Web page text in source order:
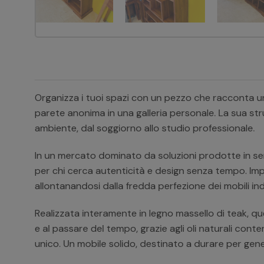
Organizza i tuoi spazi con un pezzo che racconta
parete anonima in una galleria personale. La sua
ambiente, dal soggiorno allo studio professionale.
In un mercato dominato da soluzioni prodotte in
per chi cerca autenticità e design senza tempo.
allontanandosi dalla fredda perfezione dei mobili
Realizzata interamente in legno massello di teak,
e al passare del tempo, grazie agli oli naturali
unico. Un mobile solido, destinato a durare per